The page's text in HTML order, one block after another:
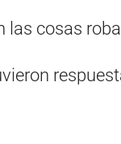
las cosas